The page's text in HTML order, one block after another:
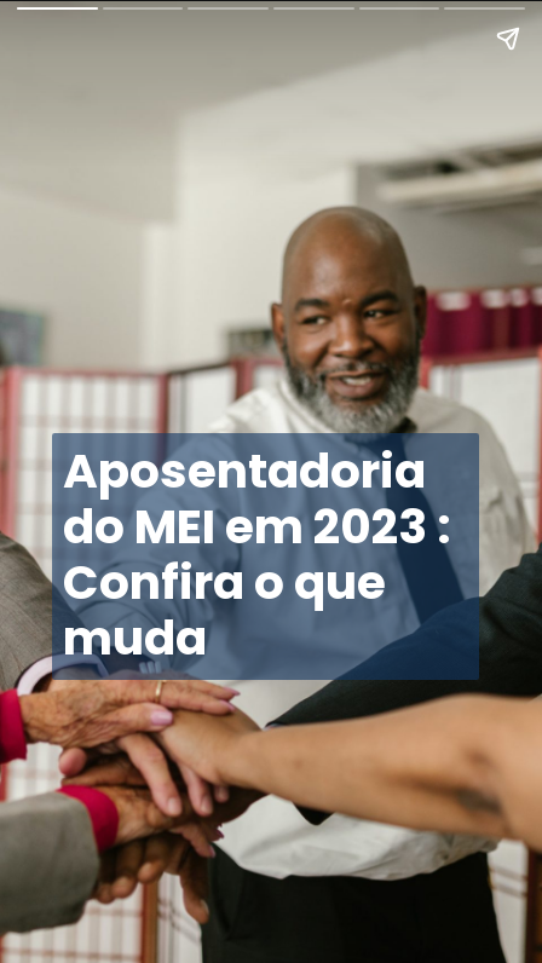
Aposentadoria
do MEI em 2023 :
Confira o que
muda